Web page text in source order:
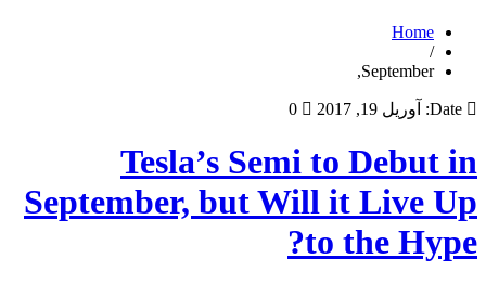
Home
/
September,
Date: آوریل 19, 2017 0
Tesla’s Semi to Debut in
September, but Will it Live Up
to the Hype?